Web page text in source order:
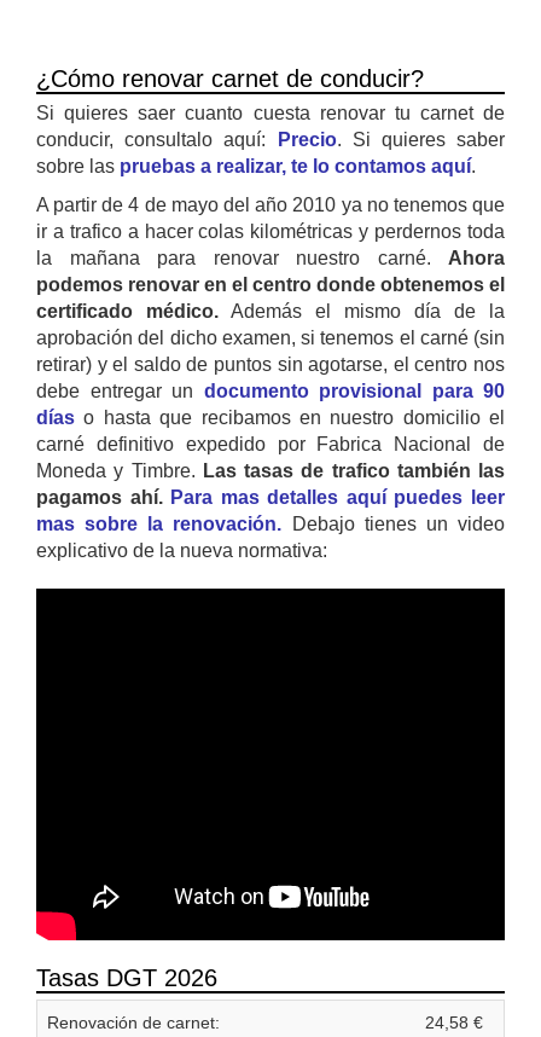
¿Cómo renovar carnet de conducir?
Si quieres saer cuanto cuesta renovar tu carnet de
conducir, consultalo aquí:
Precio. Si quieres saber
sobre las pruebas a realizar, te lo contamos aquí.
A partir de 4 de mayo del año 2010 ya no tenemos que
ir a trafico a hacer colas kilométricas y perdernos toda
la mañana para renovar nuestro carné. Ahora
podemos renovar en el centro donde obtenemos el
certificado médico. Además el mismo día de la
aprobación del dicho examen, si tenemos el carné (sin
retirar) y el saldo de puntos sin agotarse, el centro nos
debe entregar un documento provisional para 90
días o hasta que recibamos en nuestro domicilio el
carné definitivo expedido por Fabrica Nacional de
Moneda y Timbre. Las tasas de trafico también las
pagamos ahí. Para mas detalles aquí puedes leer
mas sobre la renovación. Debajo tienes un video
explicativo de la nueva normativa:
Tasas DGT 2026
Renovación de carnet: 24,58 €